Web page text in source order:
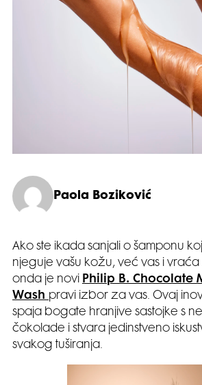
Paola Boziković
Ako ste ikada sanjali o šamponu
njeguje vašu kožu, već vas i vraća
onda je novi
Philip B. Chocolate
Wash pravi izbor za vas. Ovaj
spaja bogate hranjive sastojke s
čokolade i stvara jedinstveno
svakog tuširanja.